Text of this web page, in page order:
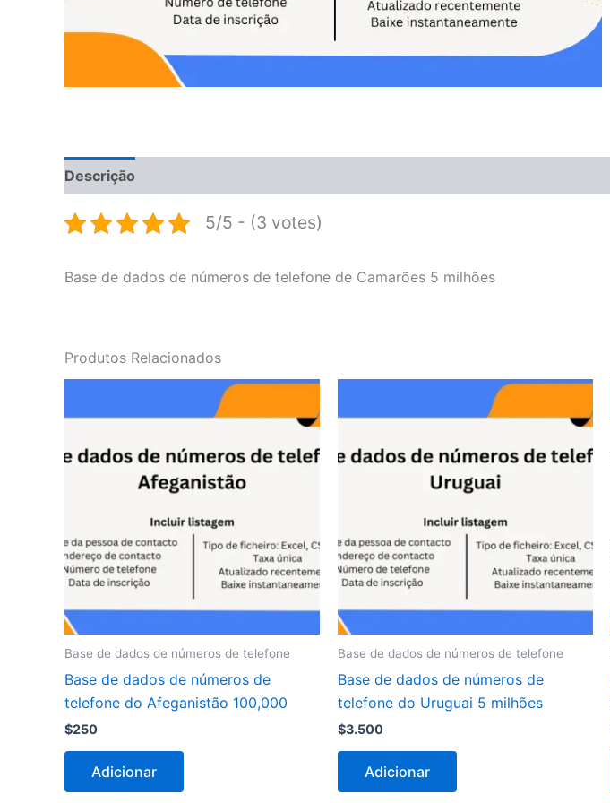
Descrição
5/5 - (3 votes)
Base de dados de números de telefone de Camarões 5 milhões
Produtos Relacionados
Base de dados de números de telefone
Base de dados de números de
telefone do Afeganistão 100,000
$250
Adicionar
Base de dados de números de telefone
Base de dados de números de
telefone do Uruguai 5 milhões
$3.500
Adicionar